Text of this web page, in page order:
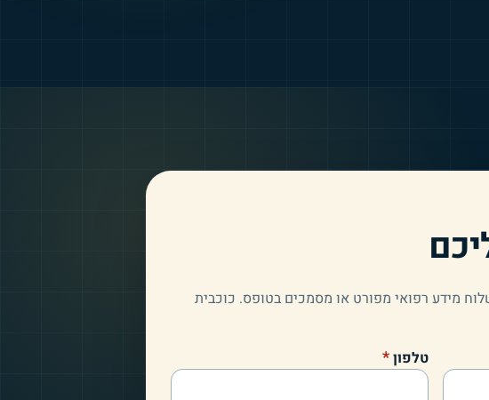
מידע רפואי מפורט או מסמכים בטופס. כוכבית
טלפון*(שדה חובה)